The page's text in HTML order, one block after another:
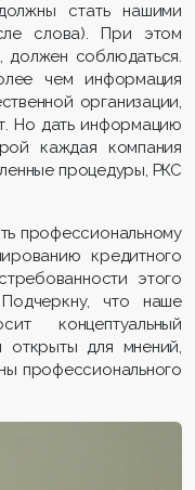
стать нашими
слова). При этом
должен соблюдаться.
чем информация
организации,
Но дать информацию
каждая компания
процедуры, РКС
профессиональному
кредитного
этого
что наше
концептуальный
открыты для мнений,
профессионального